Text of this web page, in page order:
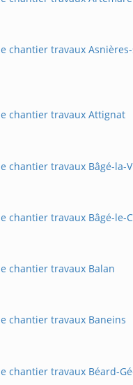
chantier travaux
chantier travaux Attignat
chantier travaux Bâgé-la-
chantier travaux Bâgé-le-
chantier travaux Balan
chantier travaux Baneins
chantier travaux Béard-